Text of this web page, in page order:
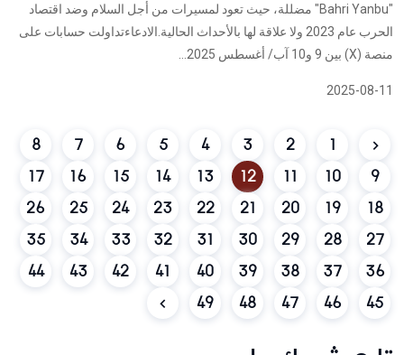
"Bahri Yanbu" مضللة، حيث تعود لمسيرات من أجل السلام وضد اقتصاد
الحرب عام 2023 ولا علاقة لها بالأحداث الحالية.الادعاءتداولت حسابات على
منصة (X) بين 9 و10 آب/ أغسطس 2025...
2025-08-11
1
2
3
4
5
6
7
8
9
10
11
12
13
14
15
16
17
18
19
20
21
22
23
24
25
26
27
28
29
30
31
32
33
34
35
36
37
38
39
40
41
42
43
44
45
46
47
48
49